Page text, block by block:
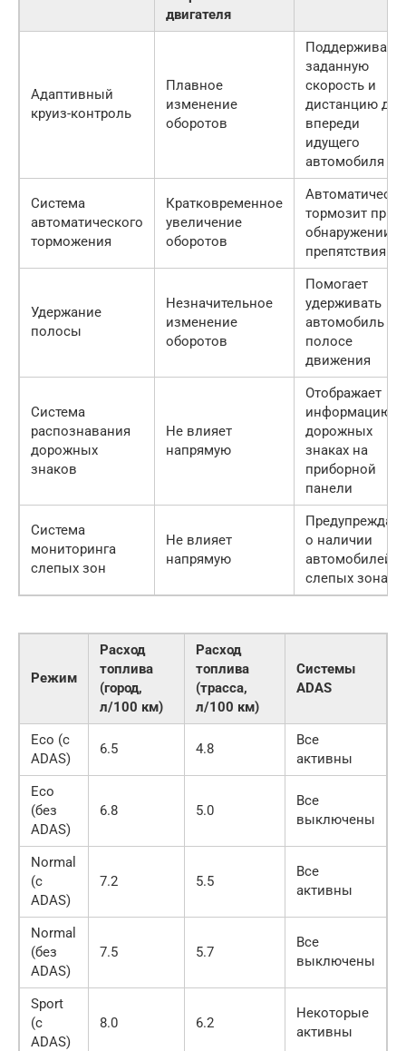
двигателя
Адаптивный
круиз-контроль
Плавное
изменение
оборотов
Поддерживает
заданную
скорость и
дистанцию до
впереди
идущего
автомобиля
Система
автоматического
торможения
Кратковременное
увеличение
оборотов
Автоматически
тормозит при
обнаружении
препятствия
Удержание
полосы
Незначительное
изменение
оборотов
Помогает
удерживать
автомобиль в
полосе
движения
Система
распознавания
дорожных
знаков
Не влияет
напрямую
Отображает
информацию о
дорожных
знаках на
приборной
панели
Система
мониторинга
слепых зон
Не влияет
напрямую
Предупреждает
о наличии
автомобилей в
слепых зонах
Режим
Расход
топлива
(город,
л/100 км)
Расход
топлива
(трасса,
л/100 км)
Системы
ADAS
Eco (с
ADAS)
6.5 4.8
Все
активны
Eco
(без
ADAS)
6.8 5.0
Все
выключены
Normal
(с
ADAS)
7.2 5.5
Все
активны
Normal
(без
ADAS)
7.5 5.7
Все
выключены
Sport
(с
ADAS)
8.0 6.2
Некоторые
активны